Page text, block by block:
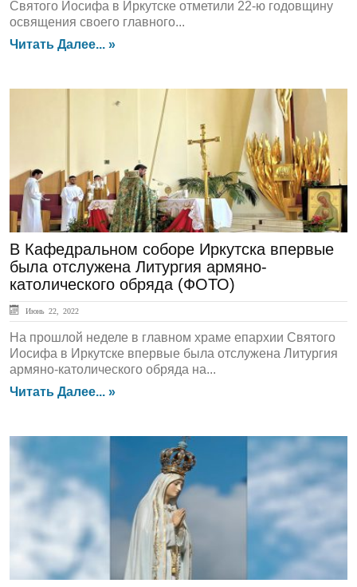
Святого Иосифа в Иркутске отметили 22-ю годовщину
освящения своего главного...
Читать Далее... »
ЛЕНТА НОВОСТЕЙ
В Кафедральном соборе Иркутска впервые
была отслужена Литургия армяно-
католического обряда (ФОТО)
Июнь 22, 2022
На прошлой неделе в главном храме епархии Святого
Иосифа в Иркутске впервые была отслужена Литургия
армяно-католического обряда на...
Читать Далее... »
ГЛАВНАЯ